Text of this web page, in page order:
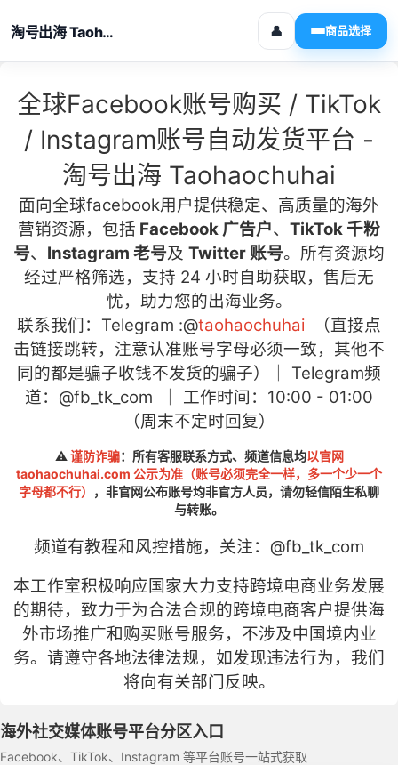
淘号出海 Taohaochuhai 👤 商品选择
全球Facebook账号购买 / TikTok
/ Instagram账号自动发货平台 -
淘号出海 Taohaochuhai
面向全球facebook用户提供稳定、高质量的海外
营销资源，包括 Facebook 广告户、 TikTok 千粉
号、 Instagram 老号及 Twitter 账号。所有资源均
经过严格筛选，支持 24 小时自助获取，售后无
忧，助力您的出海业务。
联系我们：Telegram :@taohaochuhai
（直接点
击链接跳转，注意认准账号字母必须一致，其他不
同的都是骗子收钱不发货的骗子）｜ Telegram频
道： @fb_tk_com ｜ 工作时间：10:00 - 01:00
（周末不定时回复）
⚠️ 谨防诈骗：所有客服联系方式、频道信息均以官网
taohaochuhai.com 公示为准（账号必须完全一样，多一个少一个
字母都不行）
，非官网公布账号均非官方人员，请勿轻信陌生私聊
与转账。
频道有教程和风控措施，关注： @fb _tk_com
本工作室积极响应国家大力支持跨境电商业务发展
的期待，致力于为合法合规的跨境电商客户提供海
外市场推广和购买账号服务，不涉及中国境内业
务。请遵守各地法律法规，如发现违法行为，我们
将向有关部门反映。
海外社交媒体账号平台分区入口
Facebook、TikTok、Instagram 等平台账号一站式获取